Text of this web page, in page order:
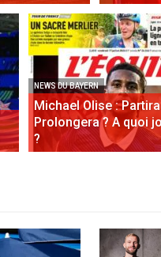
NEWS DU BAYERN
Michael Olise : Partira
Prolongera ? A quoi
?